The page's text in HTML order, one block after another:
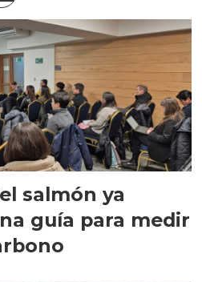
salmón ya
guía para medir